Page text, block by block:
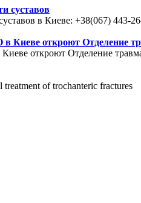
суставов
в Киеве: +38(067)
откроют Отделение
откроют Отделение
of trochanteric fractures